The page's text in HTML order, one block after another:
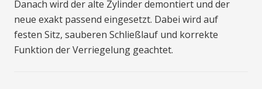
Danach wird der alte Zylinder demontiert und der
neue exakt passend eingesetzt. Dabei wird auf
festen Sitz, sauberen Schließlauf und korrekte
Funktion der Verriegelung geachtet.